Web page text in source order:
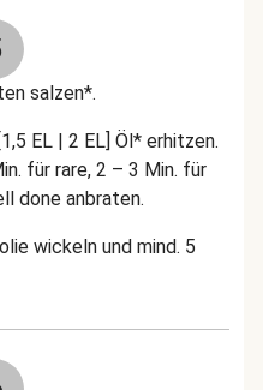
salzen*.
EL | 2 EL] Öl* erhitzen.
für rare, 2 – 3 Min. für
done anbraten.
wickeln und mind. 5